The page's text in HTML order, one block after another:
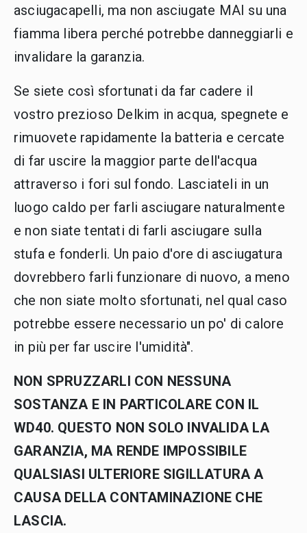
asciugacapelli, ma non asciugate MAI su una
fiamma libera perché potrebbe danneggiarli e
invalidare la garanzia.
Se siete così sfortunati da far cadere il
vostro prezioso Delkim in acqua, spegnete e
rimuovete rapidamente la batteria e cercate
di far uscire la maggior parte dell'acqua
attraverso i fori sul fondo. Lasciateli in un
luogo caldo per farli asciugare naturalmente
e non siate tentati di farli asciugare sulla
stufa e fonderli. Un paio d'ore di asciugatura
dovrebbero farli funzionare di nuovo, a meno
che non siate molto sfortunati, nel qual caso
potrebbe essere necessario un po' di calore
in più per far uscire l'umidità".
NON SPRUZZARLI CON NESSUNA
SOSTANZA E IN PARTICOLARE CON IL
WD40. QUESTO NON SOLO INVALIDA LA
GARANZIA, MA RENDE IMPOSSIBILE
QUALSIASI ULTERIORE SIGILLATURA A
CAUSA DELLA CONTAMINAZIONE CHE
LASCIA.